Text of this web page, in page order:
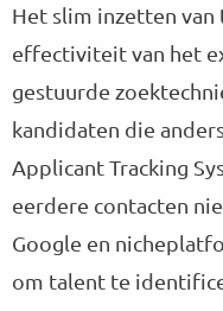
Het slim inzetten
effectiviteit van het
gestuurde
kandidaten die
Applicant Tracking
eerdere contacten
Google en
om talent te